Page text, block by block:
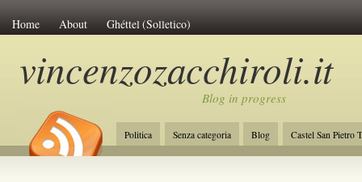
Home About Ghéttel (Solletico)
vincenzozacchiroli.it
Blog in progress
Politica Senza categoria Blog
Castel San Pietro
La Costituzione
Lavoro Initiative of Change